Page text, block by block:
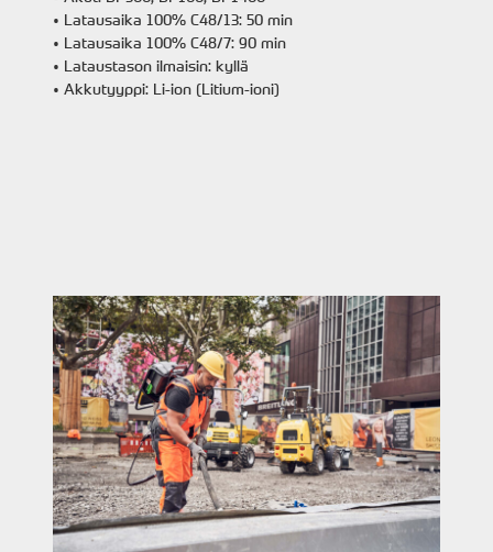
• Latausaika 100% C48/13: 50 min
• Latausaika 100% C48/7: 90 min
• Lataustason ilmaisin: kyllä
• Akkutyyppi: Li-ion (Litium-ioni)